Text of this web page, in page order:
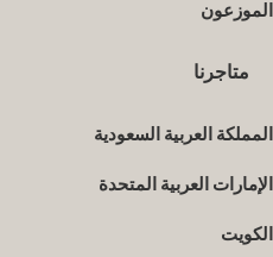
الموزعون
متاجرنا
المملكة العربية السعودية
الإمارات العربية المتحدة
الكويت